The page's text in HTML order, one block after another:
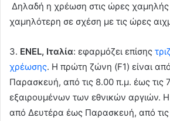
Δηλαδή η χρέωση στις ώρες χαμηλής
χαμηλότερη σε σχέση με τις ώρες
3. ENEL, Ιταλία: εφαρμόζει επίσης
χρέωσης. Η πρώτη ζώνη (F1) είναι
Παρασκευή, από τις 8.00 π.μ. έως τις
εξαιρουμένων των εθνικών αργιών. Η
από Δευτέρα έως Παρασκευή, από τις